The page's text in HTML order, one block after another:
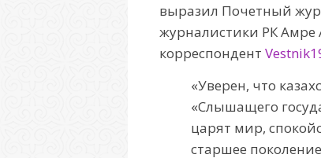
выразил Почетный
журналистики РК Амре
корреспондент
«Уверен, что
«Слышащего
царят мир,
старшее